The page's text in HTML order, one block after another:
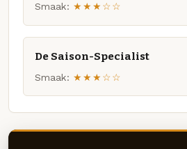
Smaak: ★★★☆☆
De Saison-Specialist
Smaak: ★★★☆☆